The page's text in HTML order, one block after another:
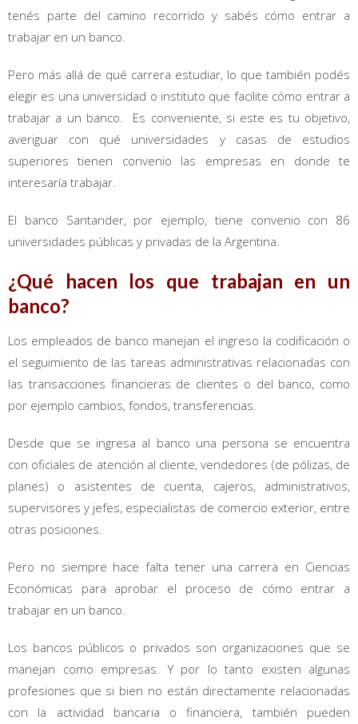
tenés parte del camino recorrido y sabés cómo entrar a
trabajar en un banco.
Pero más allá de qué carrera estudiar, lo que también podés
elegir es una universidad o instituto que facilite cómo entrar a
trabajar a un banco. Es conveniente, si este es tu objetivo,
averiguar con qué universidades y casas de estudios
superiores tienen convenio las empresas en donde te
interesaría trabajar.
El banco Santander, por ejemplo, tiene convenio con 86
universidades públicas y privadas de la Argentina.
¿Qué hacen los que trabajan en un
banco?
Los empleados de banco manejan el ingreso la codificación o
el seguimiento de las tareas administrativas relacionadas con
las transacciones financieras de clientes o del banco, como
por ejemplo cambios, fondos, transferencias.
Desde que se ingresa al banco una persona se encuentra
con oficiales de atención al cliente, vendedores (de pólizas, de
planes) o asistentes de cuenta, cajeros, administrativos,
supervisores y jefes, especialistas de comercio exterior, entre
otras posiciones.
Pero no siempre hace falta tener una carrera en Ciencias
Económicas para aprobar el proceso de cómo entrar a
trabajar en un banco.
Los bancos públicos o privados son organizaciones que se
manejan como empresas. Y por lo tanto existen algunas
profesiones que si bien no están directamente relacionadas
con la actividad bancaria o financiera, también pueden